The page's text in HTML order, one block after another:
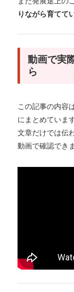
りながら育てて
動画で実
ら
この記事の内容
にまとめています
文章だけでは伝
動画で確認でき